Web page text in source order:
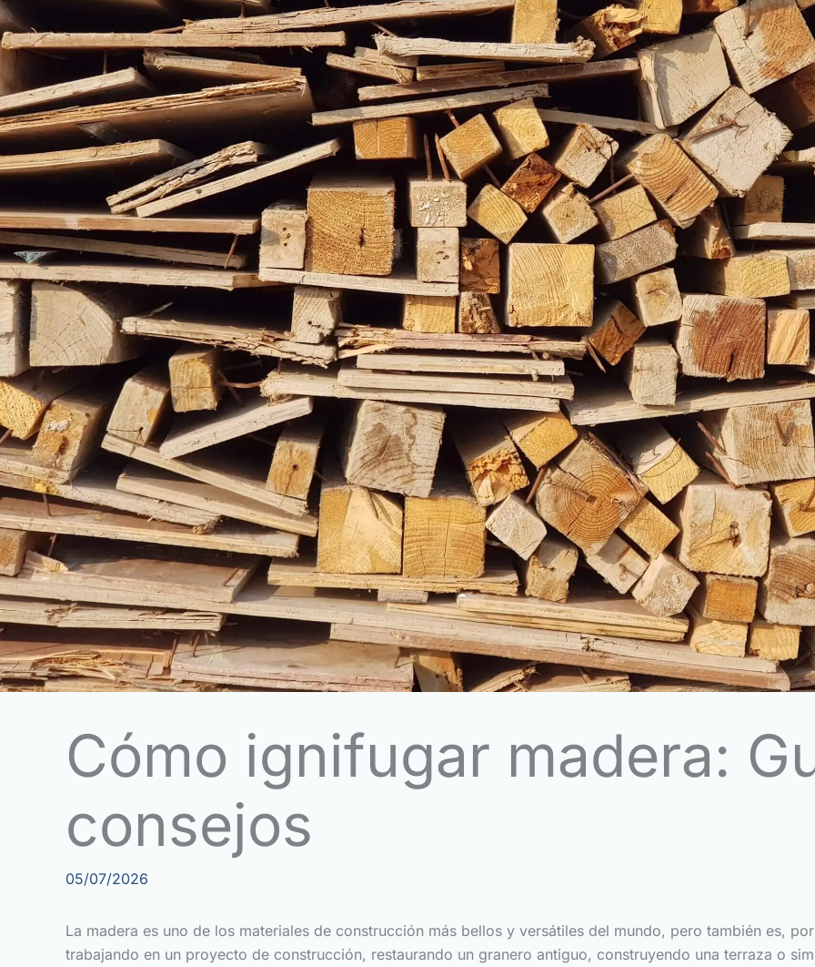
Cómo ignifugar madera:
consejos
05/07/2026
La madera es uno de los materiales de construcción más bellos y versátiles del mundo, pero también es,
trabajando en un proyecto de construcción, restaurando un granero antiguo, construyendo una terraza o